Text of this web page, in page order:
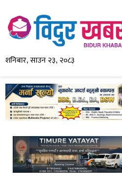
शनिबार, साउन २३, २०८३